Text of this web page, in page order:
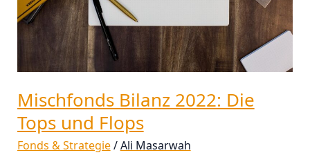
Mischfonds Bilanz 2022: Die
Tops und Flops
Fonds & Strategie/Ali Masarwah